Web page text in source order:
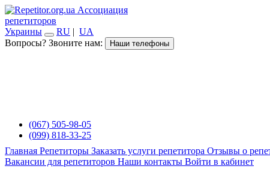
Ассоциация
репетиторов
Украины
RU | UA
Вопросы? Звоните нам:
Наши телефоны
(067) 505-98-05
(099) 818-33-25
Главная Репетиторы Заказать услуги репетитора Отзывы о
Вакансии для репетиторов Наши контакты Войти в кабинет